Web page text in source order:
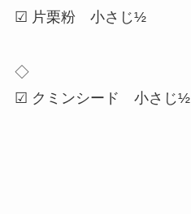
☑ 片栗粉 小さじ½
◇
☑ クミンシード 小さじ½